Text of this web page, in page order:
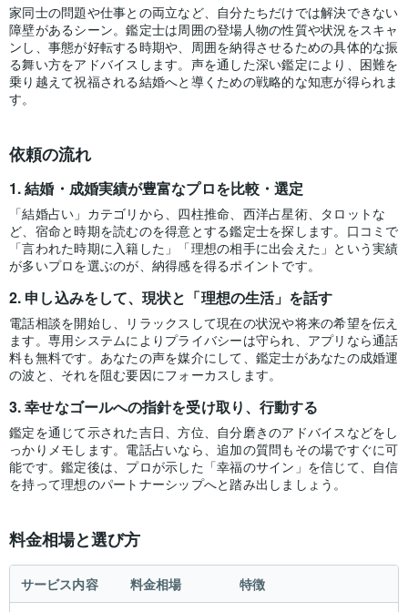
家同士の問題や仕事との両立など、自分たちだけでは解決できない
障壁があるシーン。鑑定士は周囲の登場人物の性質や状況をスキャ
ンし、事態が好転する時期や、周囲を納得させるための具体的な振
る舞い方をアドバイスします。声を通した深い鑑定により、困難を
乗り越えて祝福される結婚へと導くための戦略的な知恵が得られま
す。
依頼の流れ
結婚・成婚実績が豊富なプロを比較・選定
「結婚占い」カテゴリから、四柱推命、西洋占星術、タロットな
ど、宿命と時期を読むのを得意とする鑑定士を探します。口コミで
「言われた時期に入籍した」「理想の相手に出会えた」という実績
が多いプロを選ぶのが、納得感を得るポイントです。
申し込みをして、現状と「理想の生活」を話す
電話相談を開始し、リラックスして現在の状況や将来の希望を伝え
ます。専用システムによりプライバシーは守られ、アプリなら通話
料も無料です。あなたの声を媒介にして、鑑定士があなたの成婚運
の波と、それを阻む要因にフォーカスします。
幸せなゴールへの指針を受け取り、行動する
鑑定を通じて示された吉日、方位、自分磨きのアドバイスなどをし
っかりメモします。電話占いなら、追加の質問もその場ですぐに可
能です。鑑定後は、プロが示した「幸福のサイン」を信じて、自信
を持って理想のパートナーシップへと踏み出しましょう。
料金相場と選び方
サービス内容 料金相場 特徴